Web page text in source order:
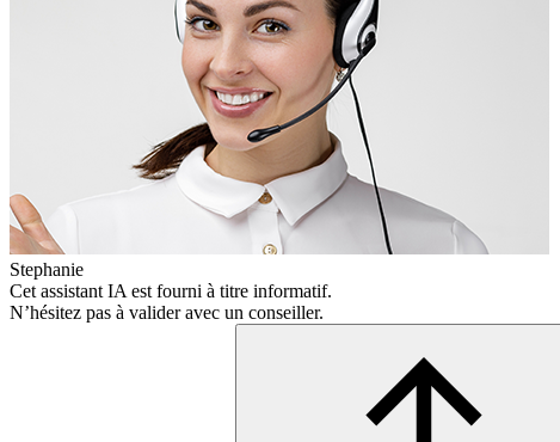
Stephanie
Cet assistant IA est fourni à titre informatif.
N’hésitez pas à valider avec un conseiller.